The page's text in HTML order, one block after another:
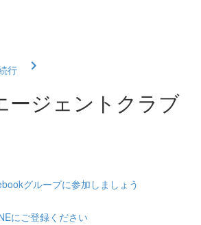
行
ージェントクラブ
グループに参加しましょう
にご登録ください